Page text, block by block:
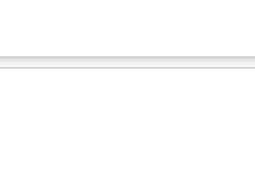
poprawności działania instalacji;